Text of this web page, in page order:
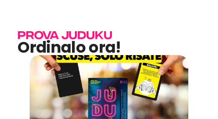
PROVA JUDUKU
Ordinalo ora!